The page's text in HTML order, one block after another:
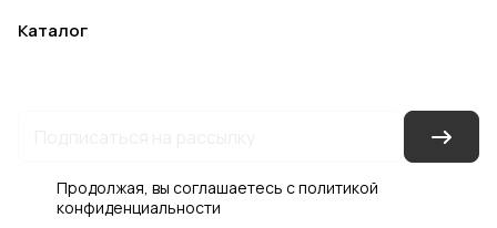
Каталог
Продолжая, вы соглашаетесь сполитикой
конфиденциальности